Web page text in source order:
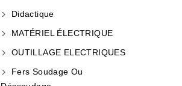
Didactique
MATÉRIEL ÉLECTRIQUE
OUTILLAGE ELECTRIQUES
Fers Soudage Ou